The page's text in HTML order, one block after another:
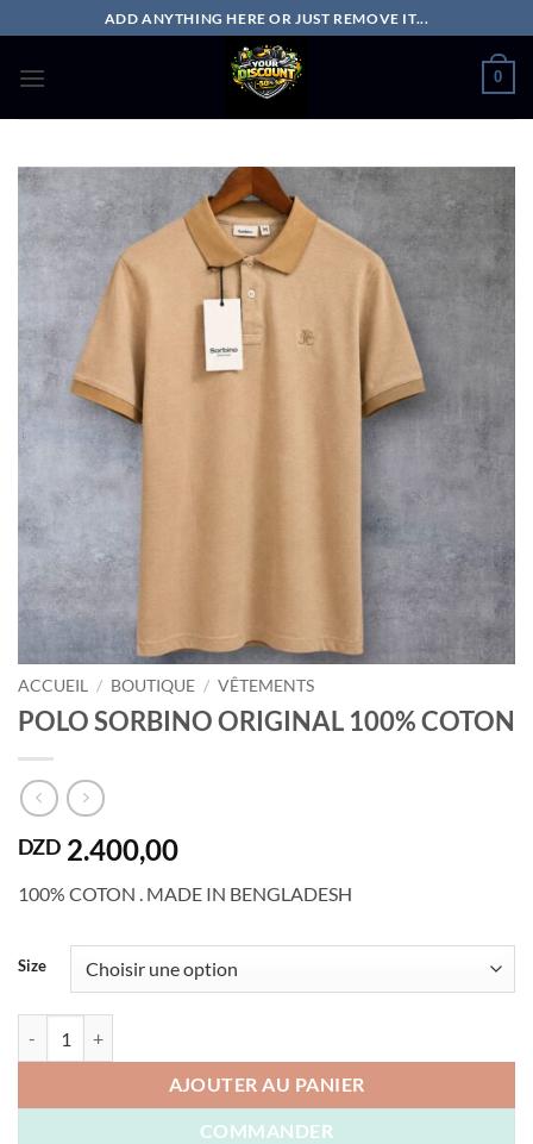
au
contenu
ADD ANYTHING HERE OR JUST REMOVE IT...
0
ACCUEIL / BOUTIQUE / VÊTEMENTS
POLO SORBINO ORIGINAL 100% COTON
DZD 2.400,00
100% COTON . MADE IN BENGLADESH
Size
AJOUTER AU PANIER
COMMANDER